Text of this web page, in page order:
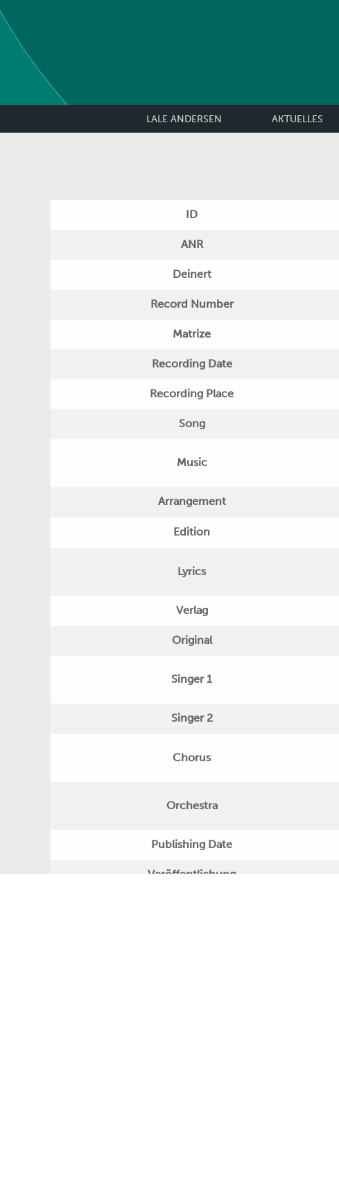
LALE ANDERSEN AKTUELLES
ID
ANR
Deinert
Record Number
Matrize
Recording Date
Recording Place
Song
Music
Arrangement
Edition
Lyrics
Verlag
Original
Singer 1
Singer 2
Chorus
Orchestra
Publishing Date
Veröffentlichung